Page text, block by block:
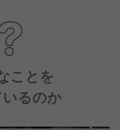
ことを
るのか